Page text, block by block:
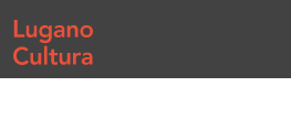
Home page